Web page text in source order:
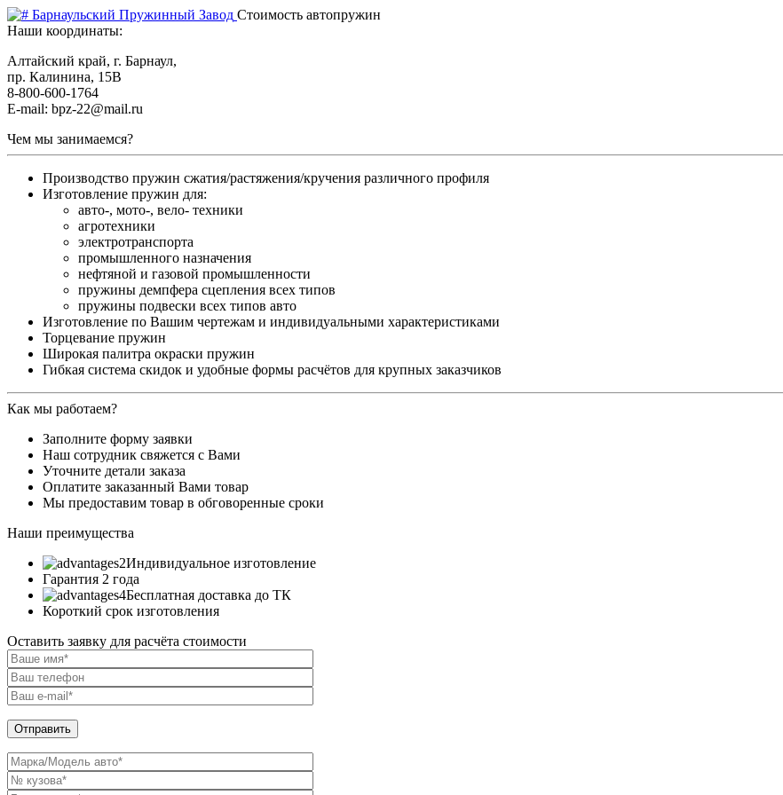
Барнаульский Пружинный Завод Стоимость автопружин
Наши координаты:
Алтайский край, г. Барнаул,
пр. Калинина, 15В
8-800-600-1764
E-mail: bpz-22@mail.ru
Чем мы занимаемся?
Производство пружин сжатия/растяжения/кручения различного профиля
Изготовление пружин для:
авто-, мото-, вело- техники
агротехники
электротранспорта
промышленного назначения
нефтяной и газовой промышленности
пружины демпфера сцепления всех типов
пружины подвески всех типов авто
Изготовление по Вашим чертежам и индивидуальными характеристиками
Торцевание пружин
Широкая палитра окраски пружин
Гибкая система скидок и удобные формы расчётов для крупных заказчиков
Как мы работаем?
Заполните форму заявки
Наш сотрудник свяжется с Вами
Уточните детали заказа
Оплатите заказанный Вами товар
Мы предоставим товар в обговоренные сроки
Наши преимущества
Индивидуальное изготовление
Гарантия 2 года
Бесплатная доставка до ТК
Короткий срок изготовления
Оставить заявку для расчёта стоимости